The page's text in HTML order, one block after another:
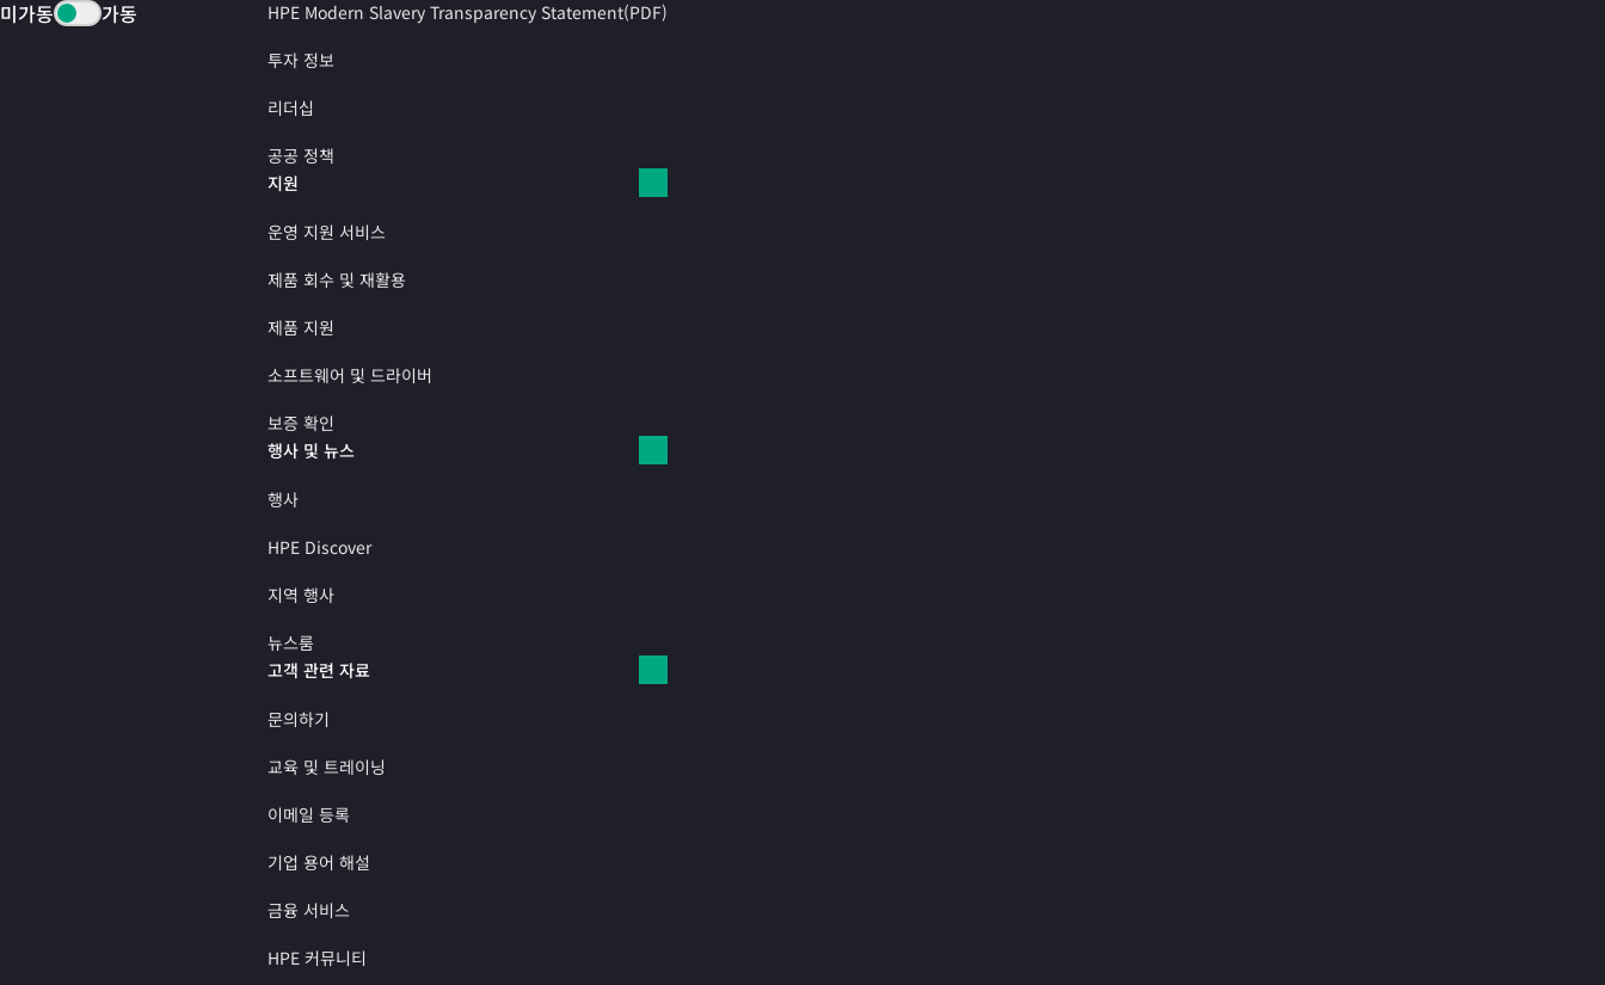
미가동
가동
HPE Modern Slavery Transparency Statement(PDF)
투자 정보
리더십
공공 정책
지원
운영 지원 서비스
제품 회수 및 재활용
제품 지원
소프트웨어 및 드라이버
보증 확인
행사 및 뉴스
행사
HPE Discover
지역 행사
뉴스룸
고객 관련 자료
문의하기
교육 및 트레이닝
이메일 등록
기업 용어 해설
금융 서비스
HPE 커뮤니티